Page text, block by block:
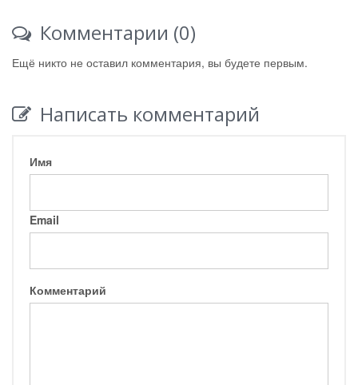
Комментарии (0)
Ещё никто не оставил комментария, вы будете первым.
Написать комментарий
Имя
Email
Комментарий